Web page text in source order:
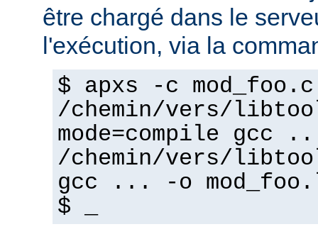
être chargé dans le
l'exécution, via la
$ apxs -c mod_foo.c
/chemin/vers/
mode=compile gcc
/chemin/vers/
gcc ... -o
$ _